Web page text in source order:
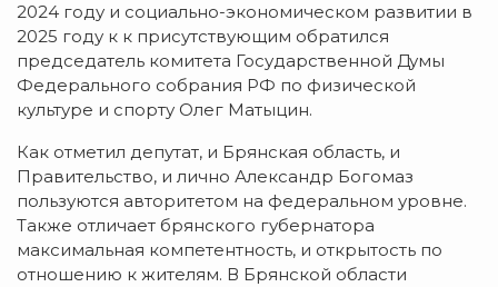
2024 году и социально-экономическом развитии в
2025 году к к присутствующим обратился
председатель комитета Государственной Думы
Федерального собрания РФ по физической
культуре и спорту Олег Матыцин.
Как отметил депутат, и Брянская область, и
Правительство, и лично Александр Богомаз
пользуются авторитетом на федеральном уровне.
Также отличает брянского губернатора
максимальная компетентность, и открытость по
отношению к жителям. В Брянской области